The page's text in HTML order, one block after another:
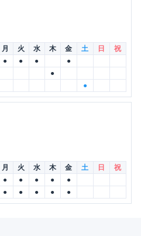
月 火 水 木 金 土 日
祝
● ● ●
●
●
●
月 火 水 木 金 土 日
祝
● ● ● ●
●
● ● ● ● ●